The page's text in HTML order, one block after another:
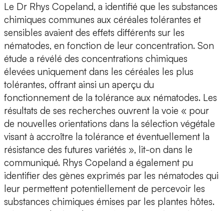
Le Dr Rhys Copeland, a identifié que les substances
chimiques communes aux céréales tolérantes et
sensibles avaient des effets différents sur les
nématodes, en fonction de leur concentration. Son
étude a révélé des concentrations chimiques
élevées uniquement dans les céréales les plus
tolérantes, offrant ainsi un aperçu du
fonctionnement de la tolérance aux nématodes. Les
résultats de ses recherches ouvrent la voie « pour
de nouvelles orientations dans la sélection végétale
visant à accroître la tolérance et éventuellement la
résistance des futures variétés », lit-on dans le
communiqué. Rhys Copeland a également pu
identifier des gènes exprimés par les nématodes qui
leur permettent potentiellement de percevoir les
substances chimiques émises par les plantes hôtes.